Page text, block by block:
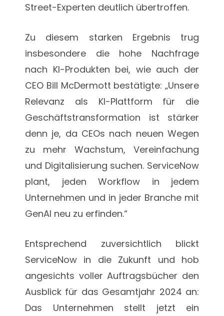
Street-Experten deutlich übertroffen.
Zu diesem starken Ergebnis trug
insbesondere die hohe Nachfrage
nach KI-Produkten bei, wie auch der
CEO Bill McDermott bestätigte: „Unsere
Relevanz als KI-Plattform für die
Geschäftstransformation ist stärker
denn je, da CEOs nach neuen Wegen
zu mehr Wachstum, Vereinfachung
und Digitalisierung suchen. ServiceNow
plant, jeden Workflow in jedem
Unternehmen und in jeder Branche mit
GenAI neu zu erfinden.“
Entsprechend zuversichtlich blickt
ServiceNow in die Zukunft und hob
angesichts voller Auftragsbücher den
Ausblick für das Gesamtjahr 2024 an:
Das Unternehmen stellt jetzt ein